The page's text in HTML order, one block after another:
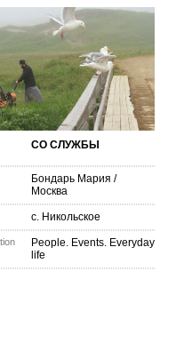
СО СЛУЖБЫ
Бондарь Мария /
Москва
с. Никольское
People. Events. Everyday
life